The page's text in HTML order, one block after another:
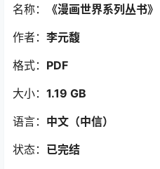
名称：
《漫画世界系列丛书》
作者： 李元馥
格式： PDF
大小： 1.19 GB
语言： 中文（中信）
状态： 已完结